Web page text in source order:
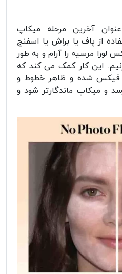
آخرین مرحله میکاپ
از پاف یا براش یا اسفنج
لورا مرسیه را آرام و به طور
این کار کمک می کند که
فیکس شده و ظاهر خطوط و
و میکاپ ماندگارتر شود و